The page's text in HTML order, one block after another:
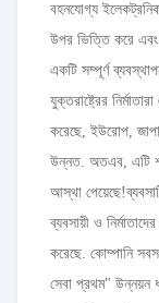
বহনযোগ্য
উপর ভিত্তি করে এবং
একটি সম্পূর্ণ
যুক্তরাষ্ট্রের
করেছে, ইউরোপ,
উন্নত. অতএব, এটি
আস্থা
ব্যবসায়ী ও
করেছে. কোম্পানি
সেবা প্রথম" উন্নয়ন